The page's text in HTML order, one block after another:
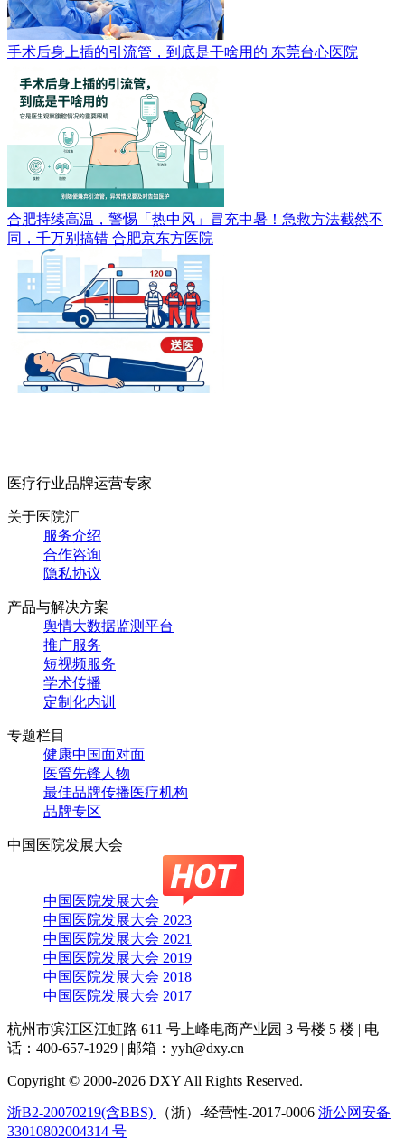
手术后身上插的引流管，到底是干啥用的 东莞台心医院
合肥持续高温，警惕「热中风」冒充中暑！急救方法截然不
同，千万别搞错 合肥京东方医院
医疗行业品牌运营专家
关于医院汇
服务介绍
合作咨询
隐私协议
产品与解决方案
舆情大数据监测平台
推广服务
短视频服务
学术传播
定制化内训
专题栏目
健康中国面对面
医管先锋人物
最佳品牌传播医疗机构
品牌专区
中国医院发展大会
中国医院发展大会
中国医院发展大会 2023
中国医院发展大会 2021
中国医院发展大会 2019
中国医院发展大会 2018
中国医院发展大会 2017
杭州市滨江区江虹路 611 号上峰电商产业园 3 号楼 5 楼 | 电
话：400-657-1929 | 邮箱：yyh@dxy.cn
Copyright © 2000-2026 DXY All Rights Reserved.
浙B2-20070219(含BBS) （浙）-经营性-2017-0006 浙公网安备
33010802004314 号